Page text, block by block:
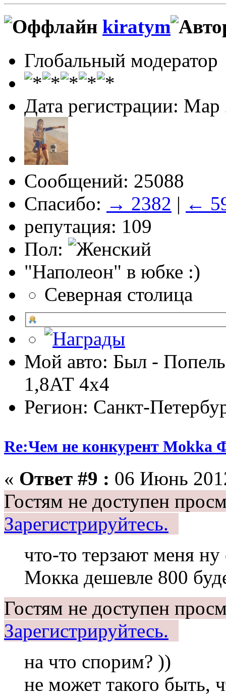
kiratym
Глобальный модератор
Дата регистрации: Мар
Сообщений: 25088
Спасибо: → 2382 | ←
репутация: 109
Пол:
"Наполеон" в юбке :)
Северная столица
Мой авто: Был -
1,8АТ 4х4
Регион: Санкт-
Re:Чем не конкурент Mokka
« Ответ #9 : 06 Июнь
Гостям не доступен
Зарегистрируйтесь.
что-то терзают меня
Мокка дешевле 800
Гостям не доступен
Зарегистрируйтесь.
на что спорим? ))
не может такого быть,